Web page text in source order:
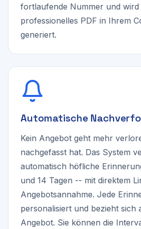
fortlaufende Nummer und wird
professionelles PDF in Ihrem
generiert.
Automatische
Kein Angebot geht mehr
nachgefasst hat. Das System
automatisch höfliche
und 14 Tagen -- mit direktem
Angebotsannahme. Jede
personalisiert und bezieht sich
Angebot. Sie können die